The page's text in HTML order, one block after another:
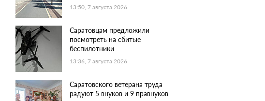
13:50, 7 августа 2026
Саратовцам предложили
посмотреть на сбитые
беспилотники
13:36, 7 августа 2026
Саратовского ветерана труда
радуют 5 внуков и 9 правнуков